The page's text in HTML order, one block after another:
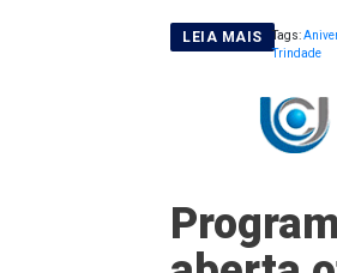
Tags:
Trindade